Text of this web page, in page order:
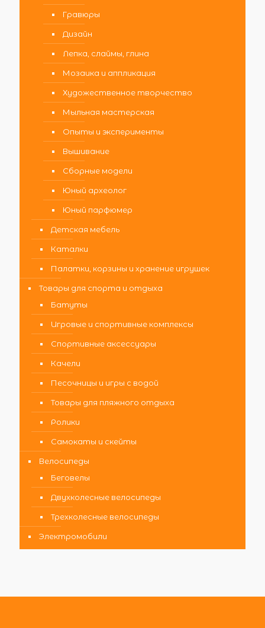
Гравюры
Дизайн
Лепка, слаймы, глина
Мозаика и аппликация
Художественное творчество
Мыльная мастерская
Опыты и эксперименты
Вышивание
Сборные модели
Юный археолог
Юный парфюмер
Детская мебель
Каталки
Палатки, корзины и хранение игрушек
Товары для спорта и отдыха
Батуты
Игровые и спортивные комплексы
Спортивные аксессуары
Качели
Песочницы и игры с водой
Товары для пляжного отдыха
Ролики
Самокаты и скейты
Велосипеды
Беговелы
Двухколесные велосипеды
Трехколесные велосипеды
Электромобили